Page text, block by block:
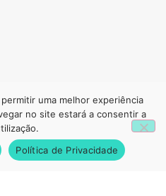
1
uma melhor experiência
no site estará a consentir a
Política de Privacidade